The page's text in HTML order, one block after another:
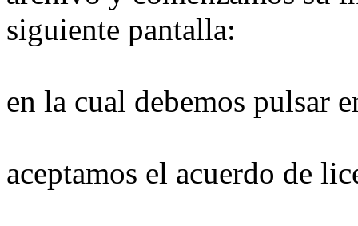
siguiente pantalla:
en la cual debemos pulsar
aceptamos el acuerdo de